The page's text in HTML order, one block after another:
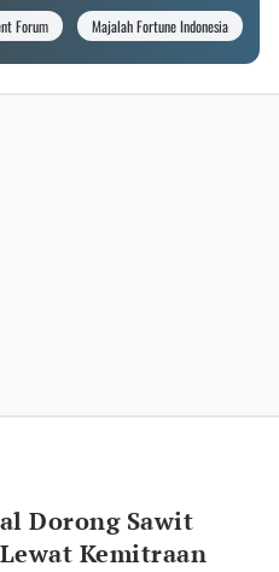
Forum Majalah Fortune Indonesia
Dorong Sawit
Kemitraan